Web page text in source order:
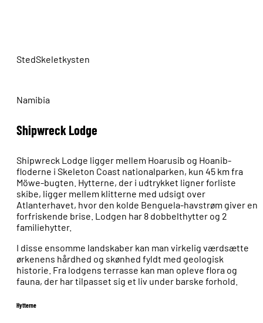
StedSkeletkysten
Namibia
Shipwreck Lodge
Shipwreck Lodge ligger mellem Hoarusib og Hoanib-
floderne i Skeleton Coast nationalparken, kun 45 km fra
Möwe-bugten. Hytterne, der i udtrykket ligner forliste
skibe, ligger mellem klitterne med udsigt over
Atlanterhavet, hvor den kolde Benguela-havstrøm giver en
forfriskende brise. Lodgen har 8 dobbelthytter og 2
familiehytter.
I disse ensomme landskaber kan man virkelig værdsætte
ørkenens hårdhed og skønhed fyldt med geologisk
historie. Fra lodgens terrasse kan man opleve flora og
fauna, der har tilpasset sig et liv under barske forhold.
Hytterne